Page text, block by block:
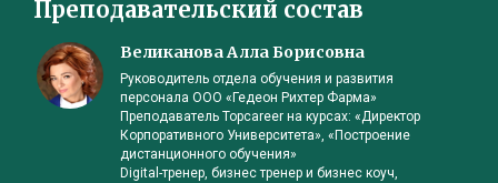
Преподавательский состав
Великанова Алла Борисовна
Руководитель отдела обучения и развития
персонала ООО «Гедеон Рихтер Фарма»
Преподаватель Topcareer на курсах: «Директор
Корпоративного Университета», «Построение
дистанционного обучения»
Digital-тренер, бизнес тренер и бизнес коуч,